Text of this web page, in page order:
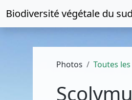
Biodiversité végétale du
Photos Toutes